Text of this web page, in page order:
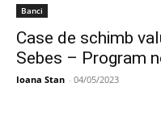
Banci
Case de schimb
Sebes – Program
Ioana Stan - 04/05/2023